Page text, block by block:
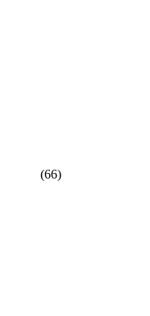
(66)